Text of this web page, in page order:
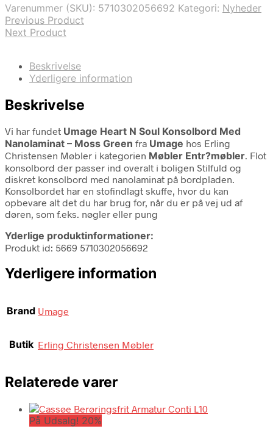
Varenummer (SKU): 5710302056692 Kategori: Nyheder
Previous Product
Next Product
Beskrivelse
Yderligere information
Beskrivelse
Vi har fundet Umage Heart N Soul Konsolbord Med
Nanolaminat – Moss Green fra Umage hos Erling
Christensen Møbler i kategorien Møbler Entr?møbler. Flot
konsolbord der passer ind overalt i boligen Stilfuld og
diskret konsolbord med nanolaminat på bordpladen.
Konsolbordet har en stofindlagt skuffe, hvor du kan
opbevare alt det du har brug for, når du er på vej ud af
døren, som f.eks. nøgler eller pung
Yderlige produktinformationer:
Produkt id: 5669 5710302056692
Yderligere information
Brand Umage
Butik Erling Christensen Møbler
Relaterede varer
På Udsalg! 20%